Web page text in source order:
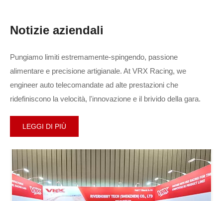
profonda nella boccola senza spazzole ad alta
velocità di VRX Racing Truggy
Vai direttamente dalla scatola al punto bash! Unisciti alla corsa
VRX per il unboxing ufficiale della fabbrica del COBRA RH818.
Ti daremo uno sguardo da insider al suo potente motore
brushless 2000KV, upgr...
242 Viste 2026-01-09
Notizie aziendali
Pungiamo limiti estremamente-spingendo, passione
alimentare e precisione artigianale. At VRX Racing, we
engineer auto telecomandate ad alte prestazioni che
ridefiniscono la velocità, l'innovazione e il brivido della gara.
LEGGI DI PIÙ